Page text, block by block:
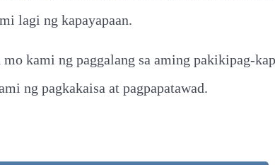
lagi ng kapayapaan.
kami ng paggalang sa aming pakikipag-
ng pagkakaisa at pagpapatawad.